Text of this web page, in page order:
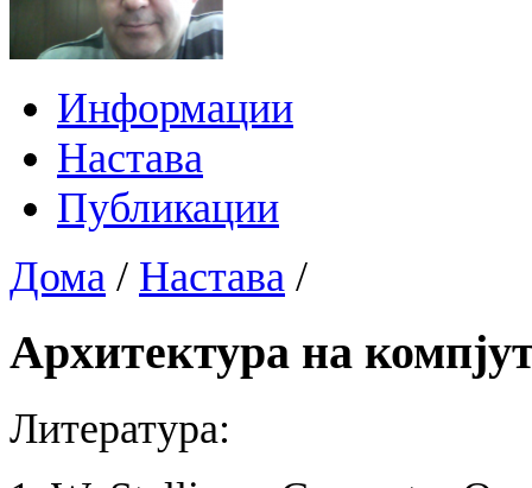
Информации
Настава
Публикации
Дома / Настава /
Архитектура на
Литература: